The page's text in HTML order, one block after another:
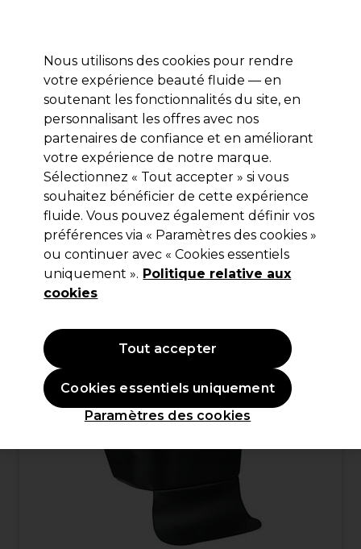
Se connecter
Marques Bons plans Coiffure Electro et Matériel
Livraison et délais
lire la suite
Sibel
Sibel Siège Pour Enfant Shampooing
0 )
69,96 €99,95 €Hors TVA(TARIF PROFESSIONNEL)
83,95 €TVA incluse)
OFFRE
Nous utilisons des cookies pour rendre
votre expérience beauté fluide — en
soutenant les fonctionnalités du site, en
personnalisant les offres avec nos
partenaires de confiance et en améliorant
votre expérience de notre marque.
Sélectionnez « Tout accepter » si vous
souhaitez bénéficier de cette expérience
fluide. Vous pouvez également définir vos
préférences via « Paramètres des cookies »
ou continuer avec « Cookies essentiels
uniquement ». Politique relative aux
cookies
Paramètres des cookies
Cookies essentiels uniquement
Tout accepter